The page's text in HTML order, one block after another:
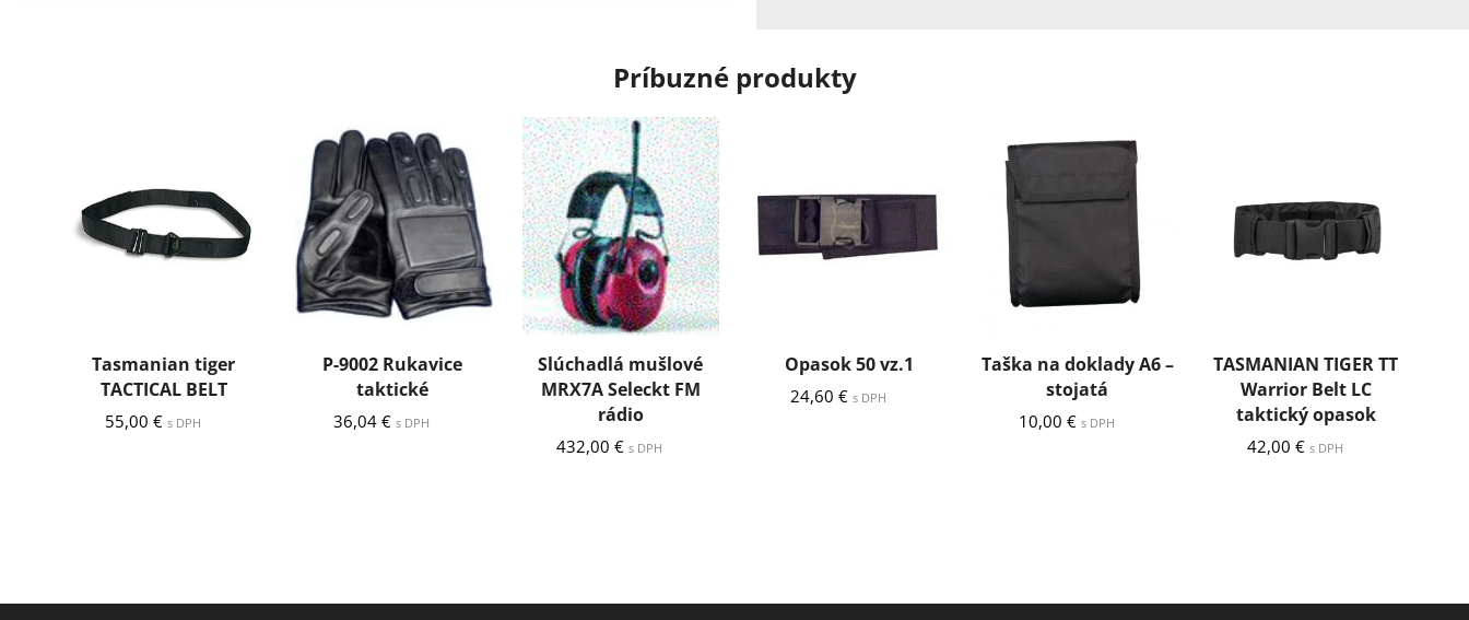
Príbuzné produkty
Tasmanian tiger
TACTICAL BELT
55,00 € s DPH
P-9002 Rukavice
taktické
36,04 € s DPH
Slúchadlá mušlové
MRX7A Seleckt FM
rádio
432,00 € s DPH
Opasok 50 vz.1
24,60 € s DPH
Taška na doklady A6 –
stojatá
10,00 € s DPH
TASMANIAN TIGER TT
Warrior Belt LC
taktický opasok
42,00 € s DPH